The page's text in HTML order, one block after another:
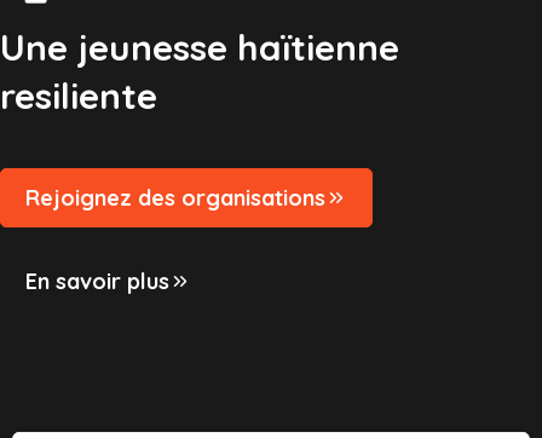
Une jeunesse haïtienne
resiliente
Rejoignez des organisations
En savoir plus